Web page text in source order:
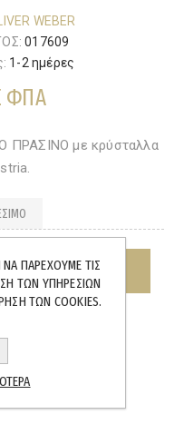
WEBER
017609
1-2 ημέρες
ΦΠΑ
ΠΡΑΣΙΝΟ με κρύσταλλα
ΠΑΡΈΧΟΥΜΕ ΤΙΣ
ΤΩΝ ΥΠΗΡΕΣΙΏΝ
ΤΩΝ COOKIES.